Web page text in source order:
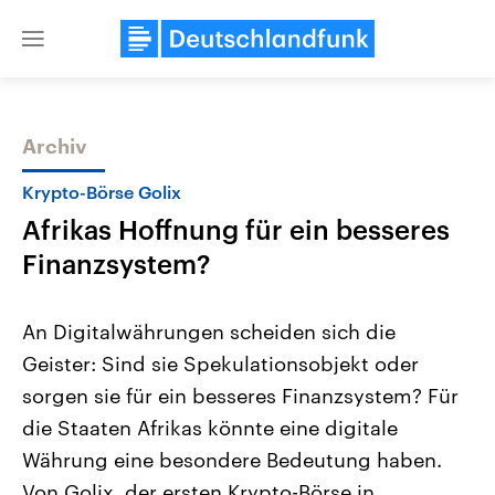
Close
Themen
Landtagswahl Sachsen-Anhalt
2026
Alle Informationen
Sachsen-Anhalt wählt am 6.
September 2026 einen neuen
Landtag. Seit 2021 wird das
Bundesland von einer Koalition aus
USA
Aktuelle Beiträge,
Hintergründe
Wirtschaftlich und
gehören die Vereinigten
den mächtigsten Ländern
mit großem Einfluss auf
Archiv
Krypto-Börse Golix
Afrikas Hoffnung für ein besseres
Finanzsystem?
An Digitalwährungen scheiden sich die
Geister: Sind sie Spekulationsobjekt oder
sorgen sie für ein besseres Finanzsystem? Für
die Staaten Afrikas könnte eine digitale
Währung eine besondere Bedeutung haben.